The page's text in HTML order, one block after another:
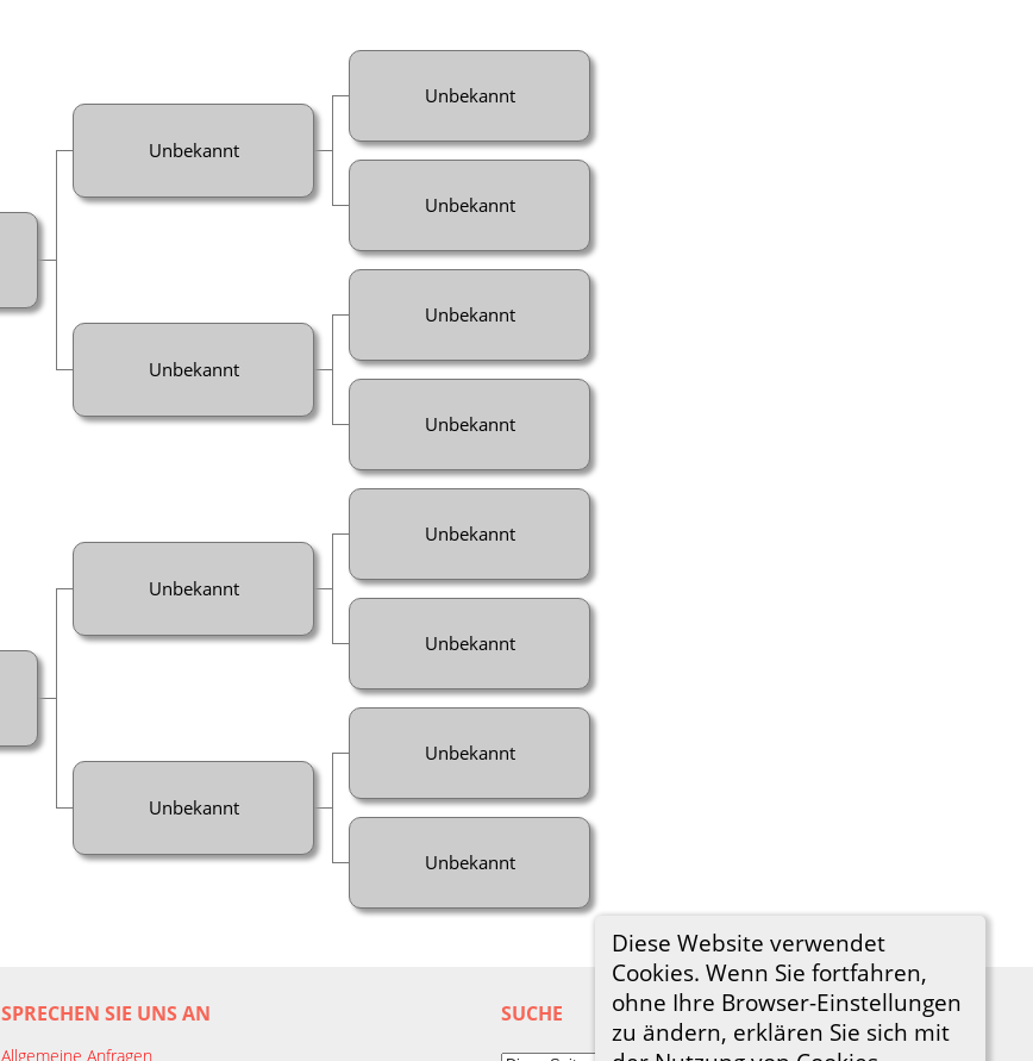
Diese Website verwendet
Cookies. Wenn Sie fortfahren,
ohne Ihre Browser-Einstellungen
zu ändern, erklären Sie sich mit
Unbekannt
Unbekannt
Unbekannt
Unbekannt
Unbekannt
Unbekannt
Unbekannt
Unbekannt
Unbekannt
Unbekannt
Unbekannt
Unbekannt
SPRECHEN SIE UNS AN
Allgemeine Anfragen
SUCHE